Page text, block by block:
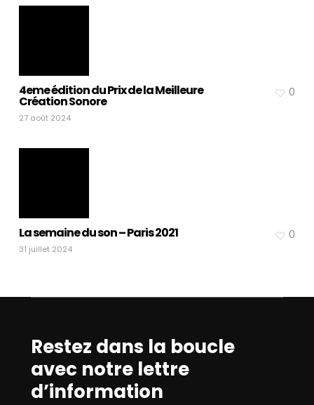
4eme édition du Prix de la Meilleure
Création Sonore
27 août 2024
0
La semaine du son – Paris 2021
31 juillet 2024
0
Restez dans la boucle
avec notre lettre
d’information